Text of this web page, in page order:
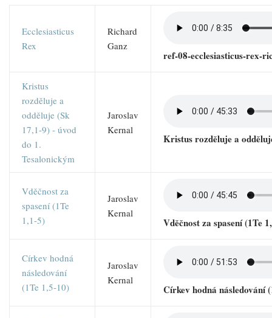
Ecclesiasticus
Rex
Richard
Ganz
ref-08-ecclesiasticus-rex-
Kristus
rozděluje a
odděluje (Sk
17,1-9) - úvod
do 1.
Tesalonickým
Jaroslav
Kernal
Kristus rozděluje a
Vděčnost za
spasení (1Te
1,1-5)
Jaroslav
Kernal
Vděčnost za spasení (1Te
Církev hodná
následování
(1Te 1,5-10)
Jaroslav
Kernal
Církev hodná následování